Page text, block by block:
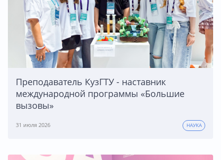
Преподаватель КузГТУ - наставник
международной программы «Большие
вызовы»
31 июля 2026 НАУКА